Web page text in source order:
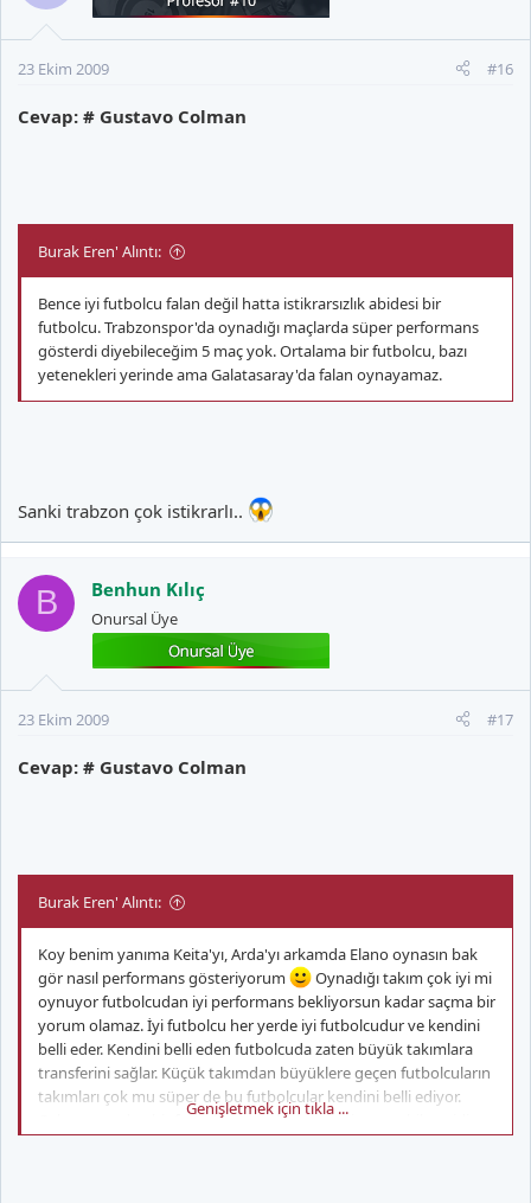
23 Ekim 2009 #16
Cevap: # Gustavo Colman
Burak Eren' Alıntı:
Bence iyi futbolcu falan değil hatta istikrarsızlık abidesi bir
futbolcu. Trabzonspor'da oynadığı maçlarda süper performans
gösterdi diyebileceğim 5 maç yok. Ortalama bir futbolcu, bazı
yetenekleri yerinde ama Galatasaray'da falan oynayamaz.
Sanki trabzon çok istikrarlı..
B Benhun Kılıç
Onursal Üye
23 Ekim 2009 #17
Cevap: # Gustavo Colman
Burak Eren' Alıntı:
Koy benim yanıma Keita'yı, Arda'yı arkamda Elano oynasın bak
gör nasıl performans gösteriyorum
Oynadığı takım çok iyi mi
oynuyor futbolcudan iyi performans bekliyorsun kadar saçma bir
yorum olamaz. İyi futbolcu her yerde iyi futbolcudur ve kendini
belli eder. Kendini belli eden futbolcuda zaten büyük takımlara
transferini sağlar. Küçük takımdan büyüklere geçen futbolcuların
takımları çok mu süper de bu futbolcular kendini belli ediyor.
Colman sıradan bir futbolcudur tek ektrası iyi şut atabilmesidir.
Genişletmek için tıkla ...